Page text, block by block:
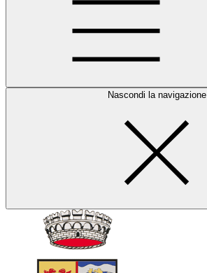
Nascondi la navigazione